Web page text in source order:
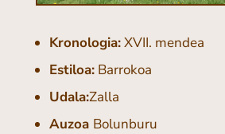
Kronologia:XVII. mendea
Estiloa: Barrokoa
Udala:Zalla
Auzoa Bolunburu